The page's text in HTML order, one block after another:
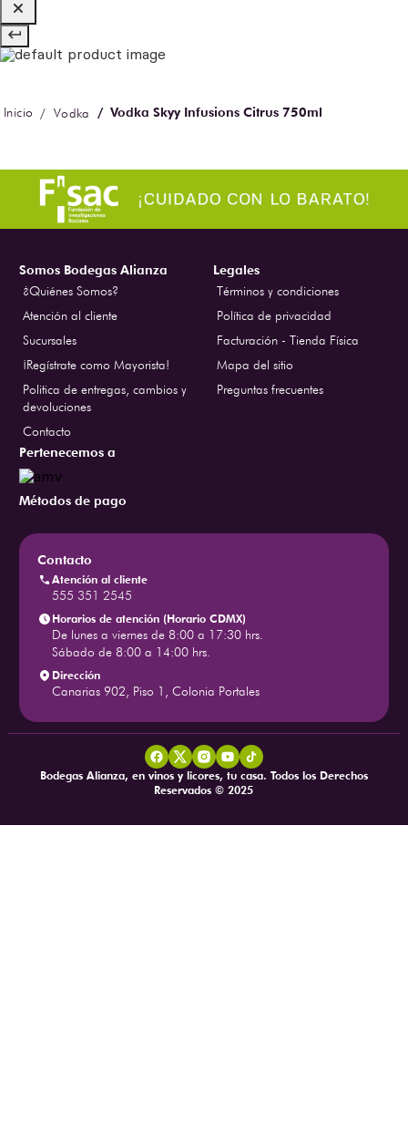
Vodka Vodka Skyy Infusions Citrus 750ml
Somos Bodegas Alianza
¿Quiénes Somos?
Atención al cliente
Sucursales
¡Regístrate como Mayorista!
Politica de entregas, cambios y
devoluciones
Contacto
Legales
Términos y condiciones
Política de privacidad
Facturación - Tienda Física
Mapa del sitio
Preguntas frecuentes
Pertenecemos a
Métodos de pago
Contacto
Atención al cliente
555 351 2545
Horarios de atención (Horario CDMX)
De lunes a viernes de 8:00 a 17:30 hrs.
Sábado de 8:00 a 14:00 hrs.
Dirección
Canarias 902, Piso 1, Colonia Portales
Bodegas Alianza, en vinos y licores, tu casa. Todos los Derechos
Reservados © 2025